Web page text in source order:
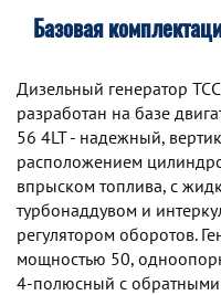
Базовая
Дизельный генератор
разработан на базе
56 4LT - надежный,
расположением
впрыском топлива, с
турбонаддувом и
регулятором оборотов.
мощностью 50,
4-полюсный с